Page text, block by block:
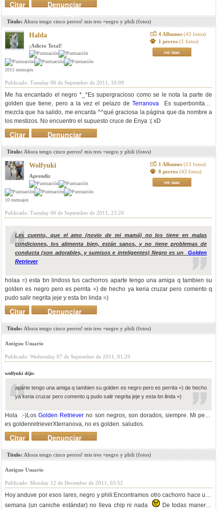
Denunciar
mensaje
Citar
Titulo: Ahora tengo cinco perros! mis tres +negro y phili (fotos)
Halda
¡Adicto Total!
2015 mensajes
4 Albumes (43 fotos)
1 perros (1 fotos)
ver mas
Publicado: Tuesday 06 de September de 2011, 10:09
Me ha encantado el negro *_*Es supergracioso como se le nota la parte de
golden que tiene, pero a la vez el pelazo deTerranova Es superbonita la
mezcla que ha salido, me encanta ^^qué graciosa la página que da nombre a
los mestizos. No encuentro el supuesto cruce de Enya :( xD
Denunciar
mensaje
Citar
Titulo: Ahora tengo cinco perros! mis tres +negro y phili (fotos)
Wolfyuki
Aprendiz
10 mensajes
1 Albumes (13 fotos)
8 perros (43 fotos)
ver mas
Publicado: Tuesday 06 de September de 2011, 23:26
Les cuento, que el amo (novio de mi mamá) no los tiene en malas
condiciones, los alimenta bien, están sanos, y no tiene problemas de
conducta (son adorables, y sumisos e inteligentes) Negro es un Golden
Retriever
holaa =) esta bn lindoss tus cachorros aparte tengo una amiga q tambien su
golden es negro pero es perrita =) de hecho ya keria cruzar pero comento q
pudo salir negrita jeje y esta bn linda =)
Denunciar
mensaje
Citar
Titulo: Ahora tengo cinco perros! mis tres +negro y phili (fotos)
Antiguo Usuario
Publicado: Wednesday 07 de September de 2011, 01:29
wolfyuki dijo:
aparte tengo una amiga q tambien su golden es negro pero es perrita =) de hecho
ya keria cruzar pero comento q pudo salir negrita jeje y esta bn linda =)
Hola :-)LosGolden Retriever no son negros, son dorados, siempre. Mi perro
es goldenretrieverXterranova, no es golden. saludos.
Denunciar
mensaje
Citar
Titulo: Ahora tengo cinco perros! mis tres +negro y phili (fotos)
Antiguo Usuario
Publicado: Monday 12 de December de 2011, 03:52
Hoy anduve por esos lares, negro y phili:Encontramos otro cachorro hace una
semana (un caniche estándar) no lleva chip ni nada
De todas maneras